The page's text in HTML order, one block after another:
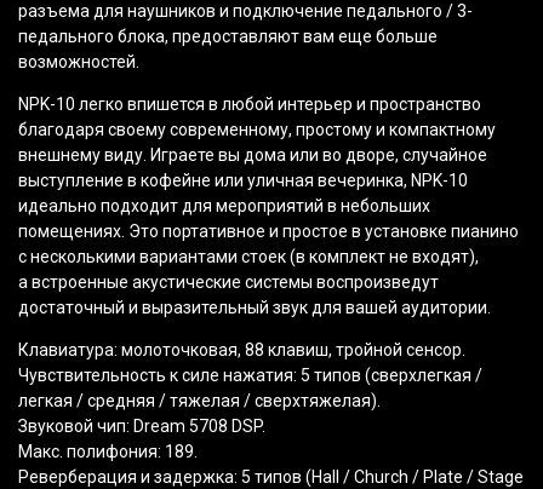
разъема для наушников и подключение педального / 3-
педального блока, предоставляют вам еще больше
возможностей.
NPK-10 легко впишется в любой интерьер и пространство
благодаря своему современному, простому и компактному
внешнему виду. Играете вы дома или во дворе, случайное
выступление в кофейне или уличная вечеринка, NPK-10
идеально подходит для мероприятий в небольших
помещениях. Это портативное и простое в установке пианино
с несколькими вариантами стоек(в комплект не входят),
а встроенные акустические системы воспроизведут
достаточный и выразительный звук для вашей аудитории.
Клавиатура: молоточковая, 88 клавиш, тройной сенсор.
Чувствительность к силе нажатия: 5 типов (сверхлегкая /
легкая / средняя / тяжелая / сверхтяжелая).
Звуковой чип: Dream 5708 DSP.
Макс. полифония: 189.
Реверберация и задержка: 5 типов (Hall
/ Church / Plate / Stage